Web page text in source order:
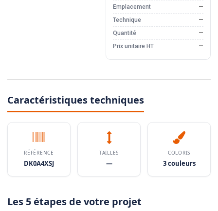
Emplacement
—
Technique
—
Quantité
—
Prix unitaire HT
—
Caractéristiques techniques
RÉFÉRENCE
DK0A4XSJ
TAILLES
—
COLORIS
3 couleurs
Les 5 étapes de votre projet